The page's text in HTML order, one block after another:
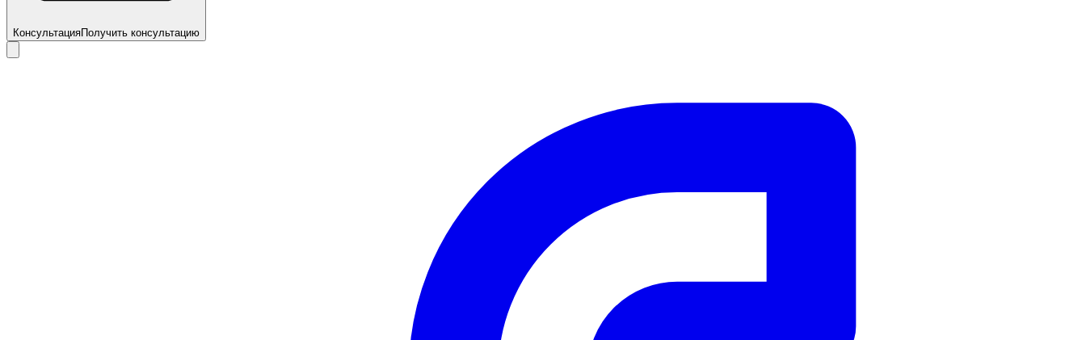
КонсультацияПолучить консультацию